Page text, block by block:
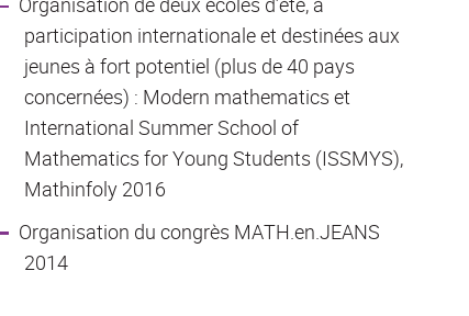
participation internationale et destinées aux
jeunes à fort potentiel (plus de 40 pays
concernées) : Modern mathematics et
International Summer School of
Mathematics for Young Students (ISSMYS),
Mathinfoly 2016
Organisation du congrès MATH.en.JEANS
2014